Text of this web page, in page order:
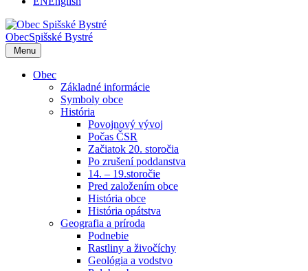
ObecSpišské Bystré
Menu
Obec
Základné informácie
Symboly obce
História
Povojnový vývoj
Počas ČSR
Začiatok 20. storočia
Po zrušení poddanstva
14. – 19.storočie
Pred založením obce
História obce
História opátstva
Geografia a príroda
Podnebie
Rastliny a živočíchy
Geológia a vodstvo